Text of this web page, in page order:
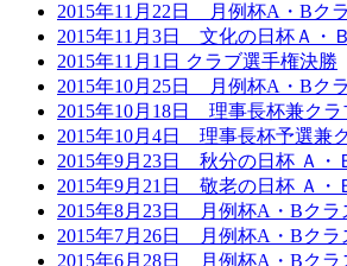
2015年11月22日 月例杯A・Bク
2015年11月3日 文化の日杯Ａ・
2015年11月1日 クラブ選手権決勝
2015年10月25日 月例杯A・Bク
2015年10月18日 理事長杯兼クラ
2015年10月4日 理事長杯予選兼
2015年9月23日 秋分の日杯 Ａ・
2015年9月21日 敬老の日杯 Ａ・
2015年8月23日 月例杯A・Bクラ
2015年7月26日 月例杯A・Bクラ
2015年6月28日 月例杯A・Bクラ